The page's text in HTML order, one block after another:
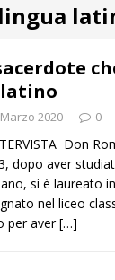
Club Bra: arriva il
Galeasso in
politico
/ La ciclabile
a Monticello
2020 0
Don
dopo aver
si è laureato
nel liceo
per aver[…]